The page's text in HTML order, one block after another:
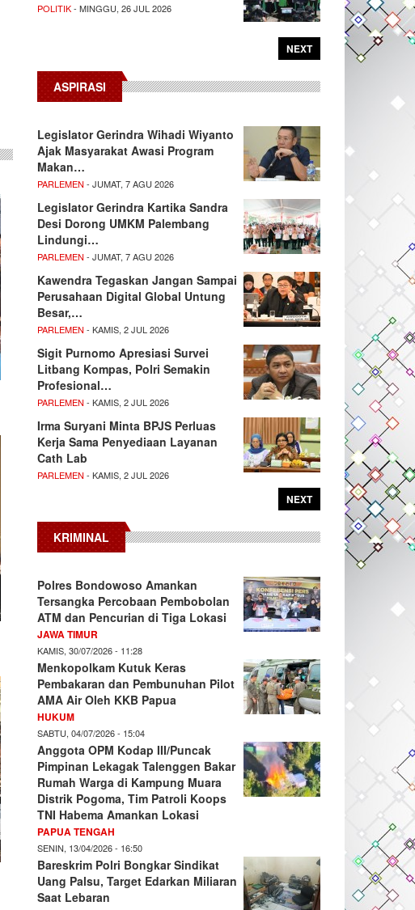
POLITIK- MINGGU, 26 JUL 2026
NEXT
ASPIRASI
Legislator Gerindra Wihadi Wiyanto
Ajak Masyarakat Awasi Program
Makan…
PARLEMEN - JUMAT, 7 AGU 2026
Legislator Gerindra Kartika Sandra
Desi Dorong UMKM Palembang
Lindungi…
PARLEMEN - JUMAT, 7 AGU 2026
Kawendra Tegaskan Jangan Sampai
Perusahaan Digital Global Untung
Besar,…
PARLEMEN - KAMIS, 2 JUL 2026
Sigit Purnomo Apresiasi Survei
Litbang Kompas, Polri Semakin
Profesional…
PARLEMEN - KAMIS, 2 JUL 2026
Irma Suryani Minta BPJS Perluas
Kerja Sama Penyediaan Layanan
Cath Lab
PARLEMEN - KAMIS, 2 JUL 2026
NEXT
KRIMINAL
Polres Bondowoso Amankan
Tersangka Percobaan Pembobolan
ATM dan Pencurian di Tiga Lokasi
JAWA TIMUR
KAMIS, 30/07/2026 - 11:28
Menkopolkam Kutuk Keras
Pembakaran dan Pembunuhan Pilot
AMA Air Oleh KKB Papua
HUKUM
SABTU, 04/07/2026 - 15:04
Anggota OPM Kodap III/Puncak
Pimpinan Lekagak Talenggen Bakar
Rumah Warga di Kampung Muara
Distrik Pogoma, Tim Patroli Koops
TNI Habema Amankan Lokasi
PAPUA TENGAH
SENIN, 13/04/2026 - 16:50
Bareskrim Polri Bongkar Sindikat
Uang Palsu, Target Edarkan Miliaran
Saat Lebaran